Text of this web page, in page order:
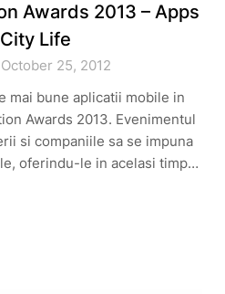
Awards 2013 – Apps
Life
25, 2012
mai bune aplicatii mobile in
Awards 2013. Evenimentul
si companiile sa se impuna
oferindu-le in acelasi timp…